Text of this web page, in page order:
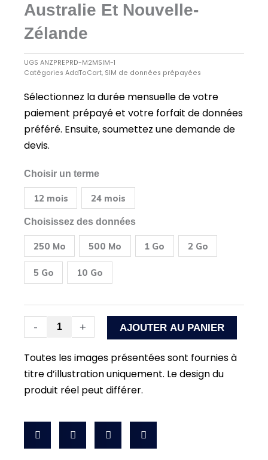
Australie Et Nouvelle-
Zélande
UGS ANZPREPRD-M2MSIM-1
Catégories AddToCart, SIM de données prépayées
Sélectionnez la durée mensuelle de votre
paiement prépayé et votre forfait de données
préféré. Ensuite, soumettez une demande de
devis.
Choisir un terme
12 mois 24 mois
Choisissez des données
250 Mo 500 Mo 1 Go 2 Go
5 Go 10 Go
-
quantité
de
Meilleure
carte
SIM
de
prépayée
Australie
et
Nouvelle-
Zélande
+ AJOUTER AU PANIER
Toutes les images présentées sont fournies à
titre d’illustration uniquement. Le design du
produit réel peut différer.